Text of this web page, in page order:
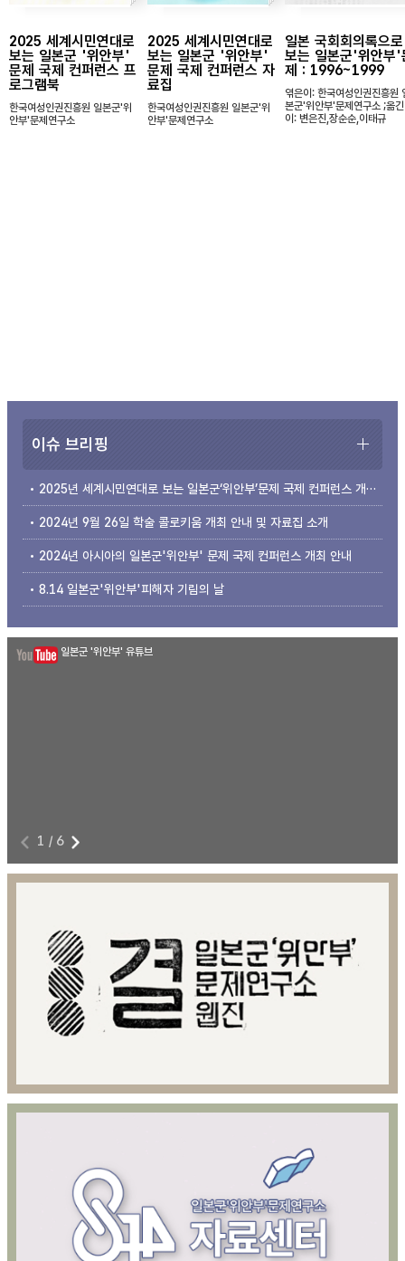
2025 세계시민연대로
보는 일본군 '위안부'
문제 국제 컨퍼런스 프
로그램북
한국여성인권진흥원 일본군'위
안부'문제연구소
2025 세계시민연대로
보는 일본군 '위안부'
문제 국제 컨퍼런스 자
료집
한국여성인권진흥원 일본군'위
안부'문제연구소
일본 국회회의록으로
보는 일본군'위안부'
제 : 1996~1999
엮은이: 한국여성인권진흥원
본군'위안부'문제연구소 ;옮긴
이: 변은진,장순순,이태규
이슈 브리핑
2025년 세계시민연대로 보는 일본군‘위안부’문제 국제 컨퍼런스 개최 안내
2024년 9월 26일 학술 콜로키움 개최 안내 및 자료집 소개
2024년 아시아의 일본군'위안부' 문제 국제 컨퍼런스 개최 안내
8.14 일본군'위안부'피해자 기림의 날
일본군 '위안부' 유튜브
본 영상물은 아카이브814 제공을 위해 제작된 영상콘텐츠이다.
1 / 6